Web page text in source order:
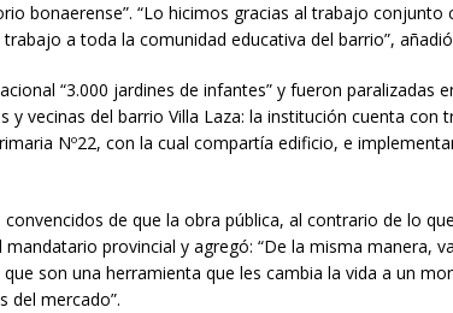
bonaerense”. “Lo hicimos gracias al trabajo conjunto
a toda la comunidad educativa del barrio”,
“3.000 jardines de infantes” y fueron paralizadas
vecinas del barrio Villa Laza: la institución cuenta con
Nº22, con la cual compartía edificio, e
de que la obra pública, al contrario de lo
provincial y agregó: “De la misma manera,
son una herramienta que les cambia la vida a un
del mercado”.